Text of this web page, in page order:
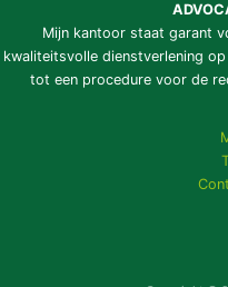
Mijn kantoor staat garant
kwaliteitsvolle dienstverlening
tot een procedure voor de